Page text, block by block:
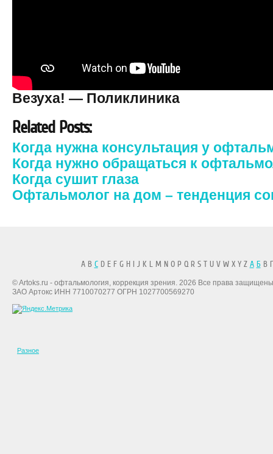
Везуха! — Поликлиника
Related Posts:
Когда нужна консультация у
Когда нужно обращаться к
Когда сушит глаза
Офтальмолог на дом – тенденция
A B CD E F G H I J K L M N O P Q R S T U V W X Y Z А БВ
© Artoks.ru - офтальмология, коррекция зрения. 2026 Все права
ЗАО Артокс ИНН 7710070277 ОГРН 1027700569270
Разное